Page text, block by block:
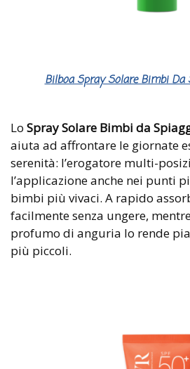
Bilboa Spray Solare Bimbi Da
Lo Spray Solare Bimbi da
aiuta ad affrontare le giornate
serenità: l’erogatore multi-
l’applicazione anche nei punti
bimbi più vivaci. A rapido
facilmente senza ungere,
profumo di anguria lo rende
più piccoli.